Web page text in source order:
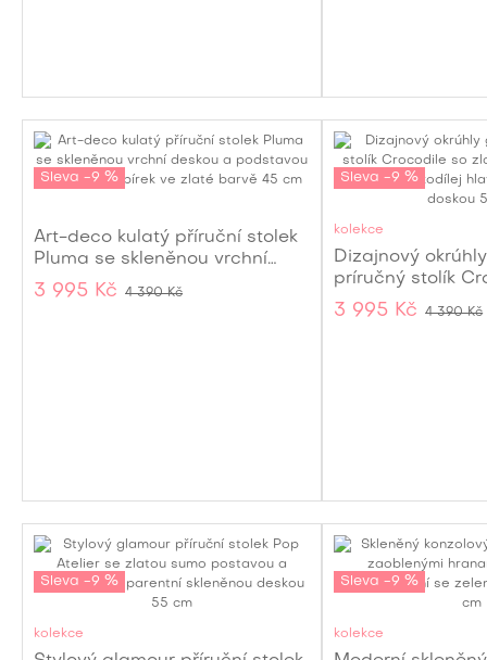
Sleva -9 %
Art-deco kulatý příruční stolek
Pluma se skleněnou vrchní
deskou a podstavou s
designem pírek ve zlaté barvě
3 995 Kč 4 390 Kč
Sleva -9 %
kolekce
Dizajnový
príručný stolík
zlatou
krokodílej hlavy
3 995 Kč 4 390 Kč
Sleva -9 %
kolekce
Sleva -9 %
kolekce